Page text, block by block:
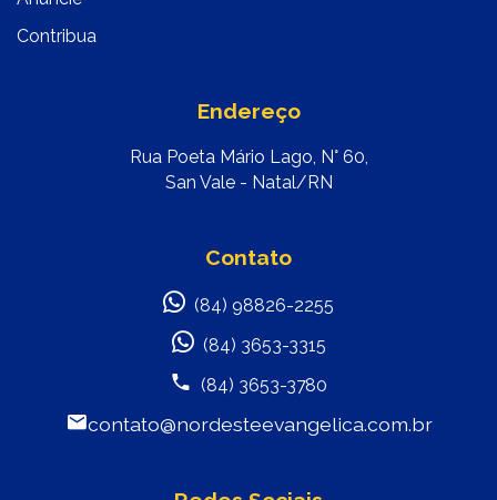
Contribua
Endereço
Rua Poeta Mário Lago, N° 60,
San Vale - Natal/RN
Contato
(84) 98826-2255
(84) 3653-3315
(84) 3653-3780
contato@nordesteevangelica.com.br